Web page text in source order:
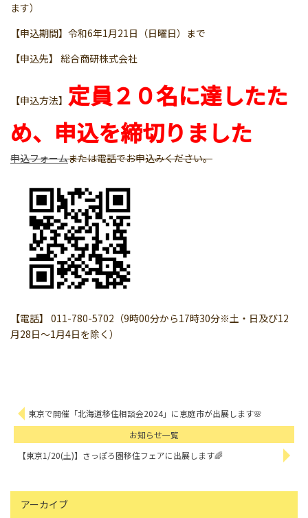
ます）
【申込期間】令和6年1月21日（日曜日）まで
【申込先】 総合商研株式会社
【申込方法】 定員２０名に達したた
め、申込を締切りました
申込フォームまたは電話でお申込みください。
【電話】 011-780-5702（9時00分から17時30分※土・日及び12
月28日～1月4日を除く）
東京で開催「北海道移住相談会2024」に恵庭市が出展します🌸
お知らせ一覧
【東京1/20(土)】さっぽろ圏移住フェアに出展します🌈
アーカイブ